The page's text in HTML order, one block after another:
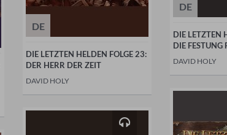
DE
DIE LETZTEN HELDEN FOLGE 23:
DER HERR DER ZEIT
DAVID HOLY
DE
DIE LETZTEN
DIE FESTUNG
DAVID HOLY